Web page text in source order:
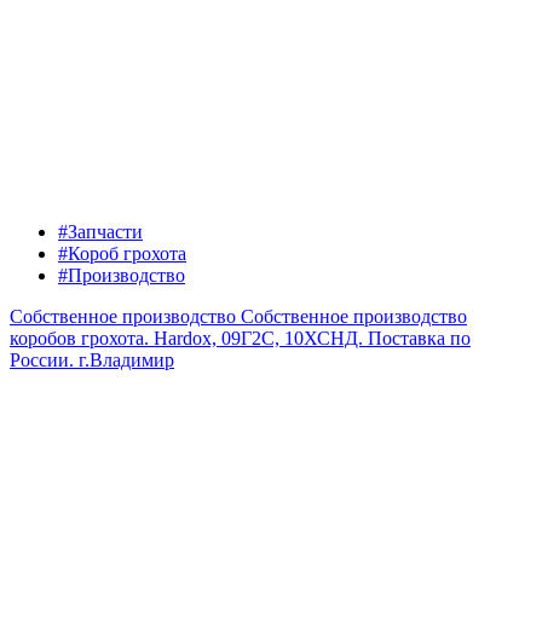
#Запчасти
#Короб грохота
#Производство
Собственное производство Собственное производство
коробов грохота. Hardox, 09Г2С, 10ХСНД. Поставка по
России. г.Владимир